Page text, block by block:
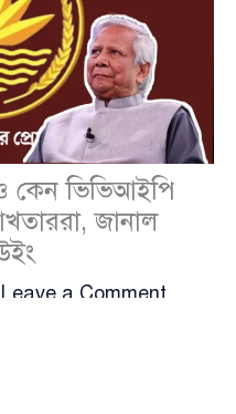
কেন ভিভিআইপি
জানাল
Leave a Comment